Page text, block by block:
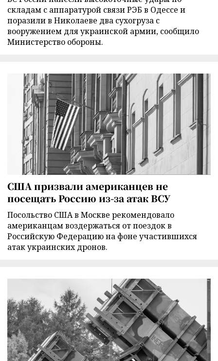
складам с аппаратурой связи РЭБ в Одессе и
поразили в Николаеве два сухогруза с
вооружением для украинской армии, сообщило
Министерство обороны.
США призвали американцев не
посещать Россию из-за атак ВСУ
Посольство США в Москве рекомендовало
американцам воздержаться от поездок в
Российскую Федерацию на фоне участившихся
атак украинских дронов.